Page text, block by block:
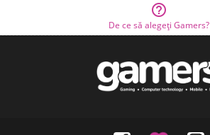

De ce să alegeți Gamers?